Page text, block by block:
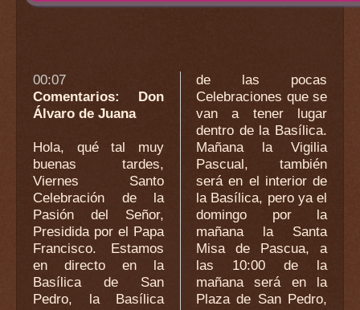
00:07
Comentarios: Don
Álvaro de Juana
Hola, qué tal muy
buenas tardes,
Viernes Santo
Celebración de la
Pasión del Señor,
Presidida por el Papa
Francisco. Estamos
en directo en la
Basílica de San
Pedro, la Basílica
de las pocas
Celebraciones que se
van a tener lugar
dentro de la Basílica.
Mañana la Vigilia
Pascual, también
será en el interior de
la Basílica, pero ya el
domingo por la
mañana la Santa
Misa de Pascua, a
las 10:00 de la
mañana será en la
Plaza de San Pedro,